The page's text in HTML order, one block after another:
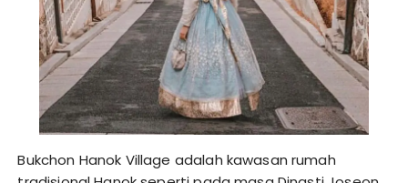
Bukchon Hanok Village adalah kawasan rumah